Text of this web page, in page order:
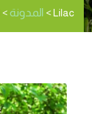
Lilac
> المدونة>